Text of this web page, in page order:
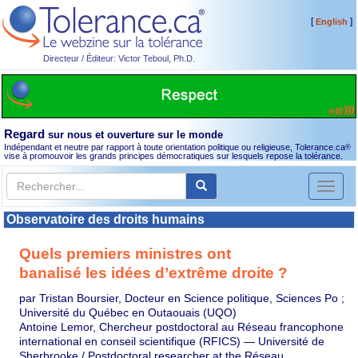
Directeur / Éditeur: Victor Teboul, Ph.D.
[English ]
Regard sur nous et ouverture sur le monde
Indépendant et neutre par rapport à toute orientation politique ou religieuse, Tolerance.ca®
vise à promouvoir les grands principes démocratiques sur lesquels repose la tolérance.
Toggle
Observatoire des droits humains
Quels premiers ministres ont
banalisé les idées d’extrême droite ?
par Tristan Boursier, Docteur en Science politique, Sciences Po ;
Université du Québec en Outaouais (UQO)
Antoine Lemor, Chercheur postdoctoral au Réseau francophone
international en conseil scientifique (RFICS) — Université de